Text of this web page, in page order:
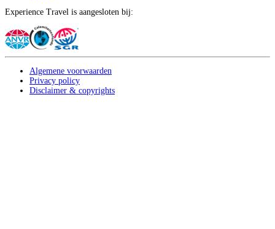
Experience Travel is aangesloten bij:
Algemene voorwaarden
Privacy policy
Disclaimer & copyrights